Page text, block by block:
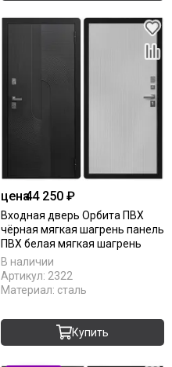
цена44 250 ₽
Входная дверь Орбита ПВХ
чёрная мягкая шагрень панель
ПВХ белая мягкая шагрень
В наличии
Артикул: 2322
Материал: сталь
Купить